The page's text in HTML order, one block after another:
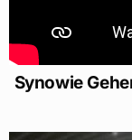
Synowie